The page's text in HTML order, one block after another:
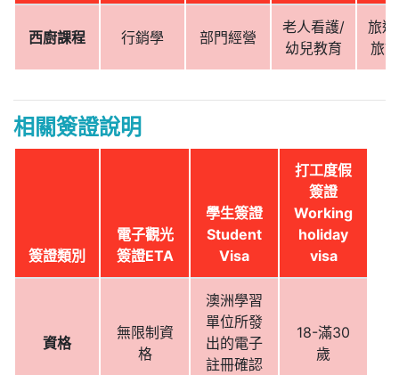
西廚課程 行銷學 部門經營
老人看護/
幼兒教育
旅
旅
相關簽證說明
簽證類別
電子觀光
簽證ETA
學生簽證
Student
Visa
打工度假
簽證
Working
holiday
visa
資格
無限制資
格
澳洲學習
單位所發
出的電子
註冊確認
18-滿30
歲